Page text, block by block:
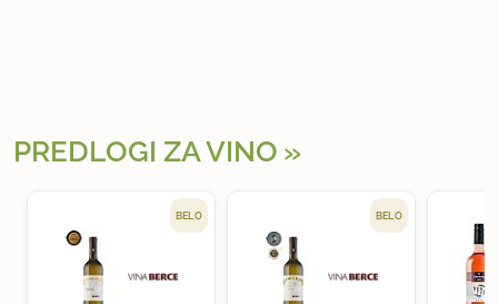
PREDLOGI ZA VINO
BELO BELO